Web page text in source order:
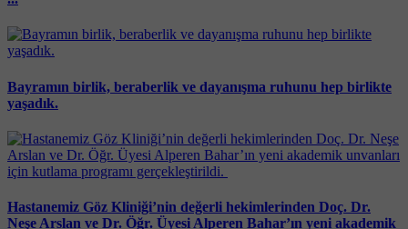
Bayramın birlik, beraberlik ve dayanışma ruhunu hep birlikte
yaşadık.
Hastanemiz Göz Kliniği’nin değerli hekimlerinden Doç. Dr.
Neşe Arslan ve Dr. Öğr. Üyesi Alperen Bahar’ın yeni akademik